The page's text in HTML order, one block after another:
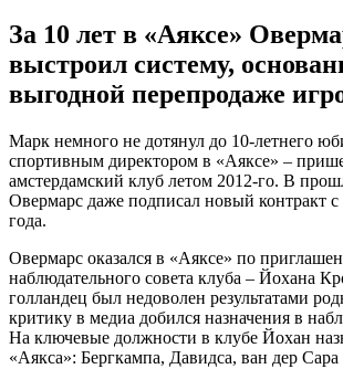
За 10 лет в «Аяксе»
выстроил систему,
выгодной перепродаже
Марк немного не дотянул до 10-летнего
спортивным директором в «Аяксе» –
амстердамский клуб летом 2012-го. В
Овермарс даже подписал новый контракт
года.
Овермарс оказался в «Аяксе» по
наблюдательного совета клуба – Йохана
голландец был недоволен результатами
критику в медиа добился назначения в
На ключевые должности в клубе Йохан
«Аякса»: Бергкампа, Давидса, ван дер Сара